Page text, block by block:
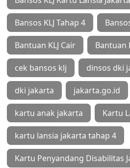
Bansos KLJ Tahap 4
Bantuan KLJ Cair Bantuan
cek bansos klj dinsos dki
dki jakarta jakarta.go.id
kartu anak jakarta Kartu
kartu lansia jakarta tahap 4
Kartu Penyandang Disabilitas